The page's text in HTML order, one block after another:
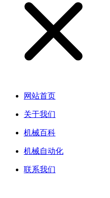
网站首页
关于我们
机械百科
机械自动化
联系我们